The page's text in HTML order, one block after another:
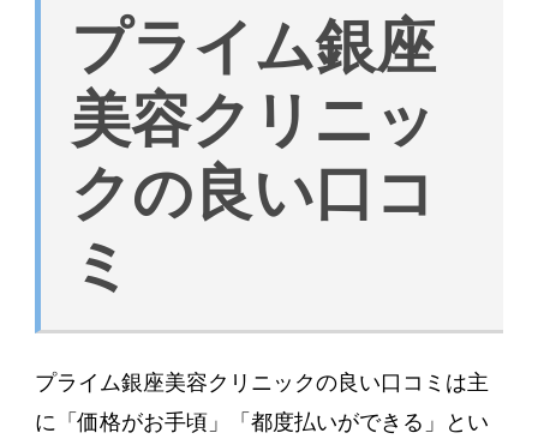
プライム銀座
美容クリニッ
クの良い口コ
ミ
プライム銀座美容クリニックの良い口コミは主
に「価格がお手頃」「都度払いができる」とい